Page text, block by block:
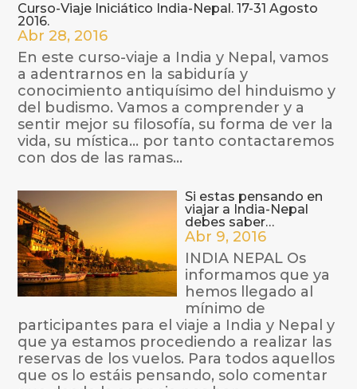
Curso-Viaje Iniciático India-Nepal. 17-31 Agosto
2016.
Abr 28, 2016
En este curso-viaje a India y Nepal, vamos
a adentrarnos en la sabiduría y
conocimiento antiquísimo del hinduismo y
del budismo. Vamos a comprender y a
sentir mejor su filosofía, su forma de ver la
vida, su mística… por tanto contactaremos
con dos de las ramas...
Si estas pensando en
viajar a India-Nepal
debes saber…
Abr 9, 2016
INDIA NEPAL Os
informamos que ya
hemos llegado al
mínimo de
participantes para el viaje a India y Nepal y
que ya estamos procediendo a realizar las
reservas de los vuelos. Para todos aquellos
que os lo estáis pensando, solo comentar